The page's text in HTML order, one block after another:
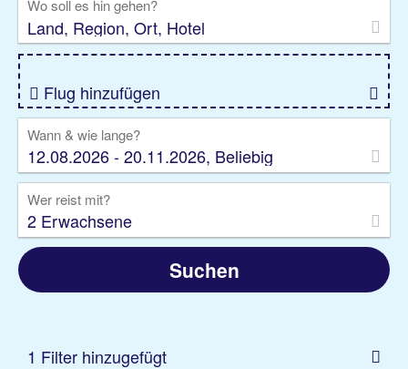
Rundreise
Kreuzfahrt
Gruppenreise
Camper Privattransfer
Wo soll es hin gehen?
Flug hinzufügen
Wann & wie lange?
12.08.2026 - 20.11.2026, Beliebig
Wer reist mit?
2 Erwachsene
Suchen
1 Filter hinzugefügt